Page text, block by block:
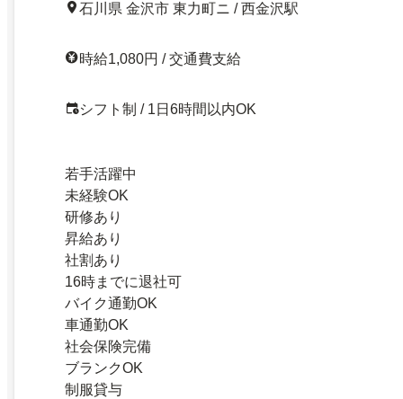
石川県 金沢市 東力町ニ / 西金沢駅
時給1,080円 / 交通費支給
シフト制 / 1日6時間以内OK
若手活躍中
未経験OK
研修あり
昇給あり
社割あり
16時までに退社可
バイク通勤OK
車通勤OK
社会保険完備
ブランクOK
制服貸与